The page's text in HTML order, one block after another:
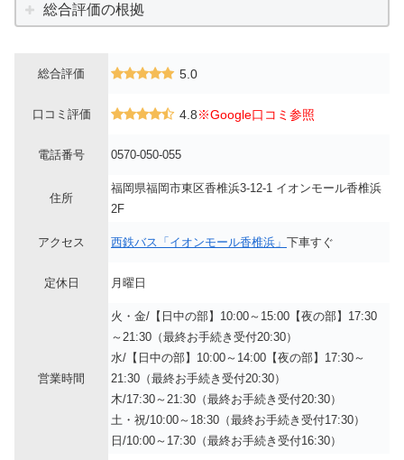
総合評価の根拠
総合評価 5.0
口コミ評価 4.8※Google口コミ参照
電話番号 0570-050-055
住所
福岡県福岡市東区香椎浜3-12-1 イオンモール香椎浜
2F
アクセス 西鉄バス「イオンモール香椎浜」 下車すぐ
定休日 月曜日
営業時間
火・金/【日中の部】10:00～15:00【夜の部】17:30
～21:30（最終お手続き受付20:30）
水/【日中の部】10:00～14:00【夜の部】17:30～
21:30（最終お手続き受付20:30）
木/17:30～21:30（最終お手続き受付20:30）
土・祝/10:00～18:30（最終お手続き受付17:30）
日/10:00～17:30（最終お手続き受付16:30）